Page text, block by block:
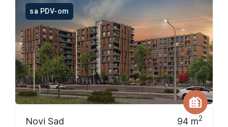
sa PDV-om
Novi Sad 94 m2